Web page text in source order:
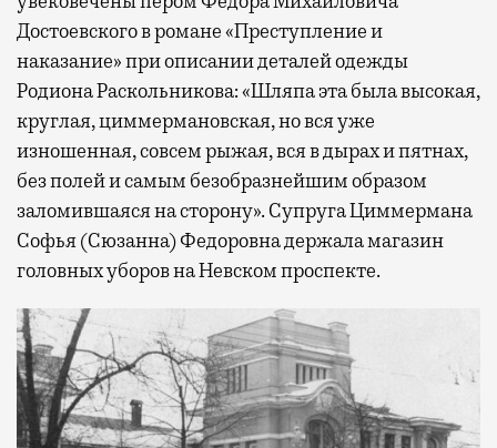
Достоевского в романе «Преступление и
наказание» при описании деталей одежды
Родиона Раскольникова: «Шляпа эта была высокая,
круглая, циммермановская, но вся уже
изношенная, совсем рыжая, вся в дырах и пятнах,
без полей и самым безобразнейшим образом
заломившаяся на сторону». Супруга Циммермана
Софья (Сюзанна) Федоровна держала магазин
головных уборов на Невском проспекте.